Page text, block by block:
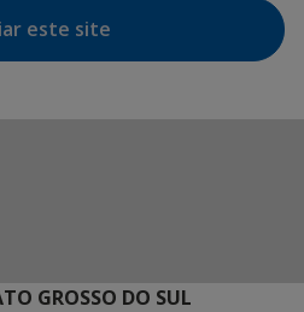
este site
GROSSO DO SUL